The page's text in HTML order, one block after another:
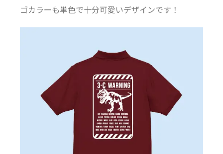
ゴカラーも単色で十分可愛いデザインです！